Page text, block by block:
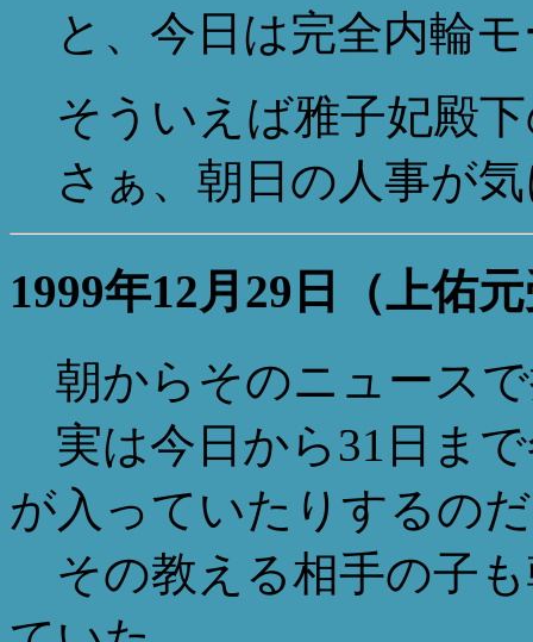
と、今日は完全内輪モ
そういえば雅子妃殿
さぁ、朝日の人事が
1999年12月29日（上佑
朝からそのニュース
実は今日から31日ま
が入っていたりするの
その教える相手の子